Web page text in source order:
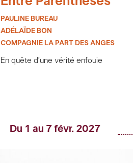
PAULINE BUREAU
ADÉLAÏDE BON
COMPAGNIE LA PART DES ANGES
En quête d’une vérité enfouie
Du 1 au 7 févr. 2027